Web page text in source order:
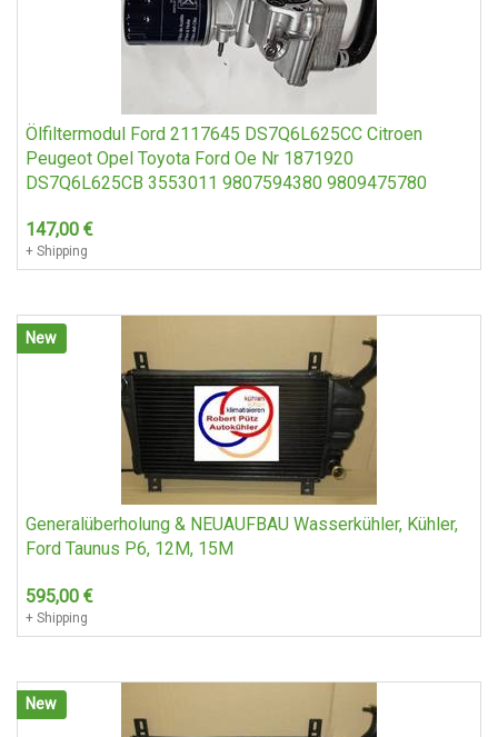
Ölfiltermodul Ford 2117645 DS7Q6L625CC Citroen
Peugeot Opel Toyota Ford Oe Nr 1871920
DS7Q6L625CB 3553011 9807594380 9809475780
147,00 €
+ Shipping
New
Generalüberholung & NEUAUFBAU Wasserkühler, Kühler,
Ford Taunus P6, 12M, 15M
595,00 €
+ Shipping
New